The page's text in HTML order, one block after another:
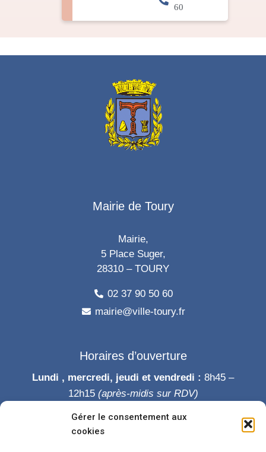
Gérer le consentement aux
cookies
60
Mairie de Toury
Mairie,
5 Place Suger,
28310 – TOURY
02 37 90 50 60
mairie@ville-toury.fr
Horaires d’ouverture
Lundi , mercredi, jeudi et vendredi : 8h45 –
12h15 (après-midis sur RDV)